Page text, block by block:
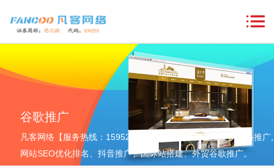
谷歌推广
凡客网络【服务热线：15952764576】致力于为企业提供网络推广,
网站SEO优化排名、抖音推广、国际站搭建、外贸谷歌推广。